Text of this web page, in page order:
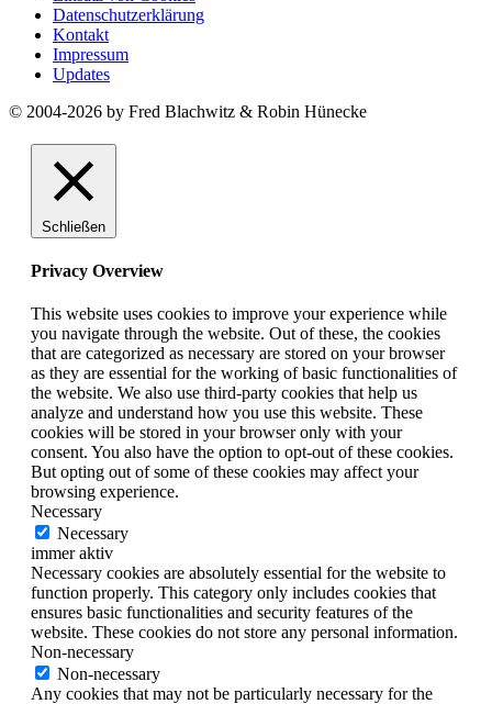
Datenschutzerklärung
Kontakt
Impressum
Updates
© 2004-2026 by Fred Blachwitz & Robin Hünecke
Schließen
Privacy Overview
This website uses cookies to improve your experience while
you navigate through the website. Out of these, the cookies
that are categorized as necessary are stored on your browser
as they are essential for the working of basic functionalities of
the website. We also use third-party cookies that help us
analyze and understand how you use this website. These
cookies will be stored in your browser only with your
consent. You also have the option to opt-out of these cookies.
But opting out of some of these cookies may affect your
browsing experience.
Necessary
Necessary
immer aktiv
Necessary cookies are absolutely essential for the website to
function properly. This category only includes cookies that
ensures basic functionalities and security features of the
website. These cookies do not store any personal information.
Non-necessary
Non-necessary
Any cookies that may not be particularly necessary for the